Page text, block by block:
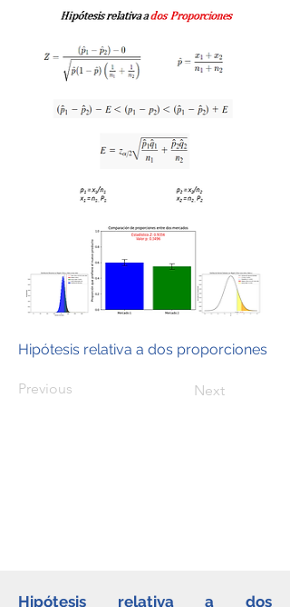
Hipótesis relativa a dos proporciones
Previous Next
Hipótesis relativa a dos